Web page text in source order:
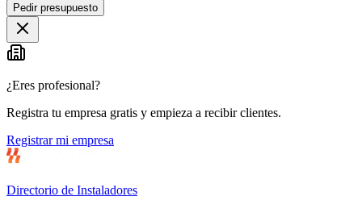
Pedir presupuesto
¿Eres profesional?
Registra tu empresa gratis y empieza a recibir clientes.
Registrar mi empresa
Directorio de Instaladores